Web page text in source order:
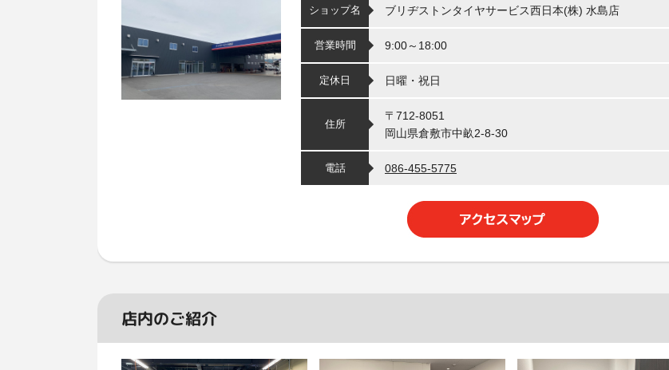
ショップ名 ブリヂストンタイヤサービス西日本(株) 水島店
営業時間 9:00～18:00
定休日 日曜・祝日
住所
〒712-8051
岡山県倉敷市中畝2-8-30
電話 086-455-5775
店内のご紹介